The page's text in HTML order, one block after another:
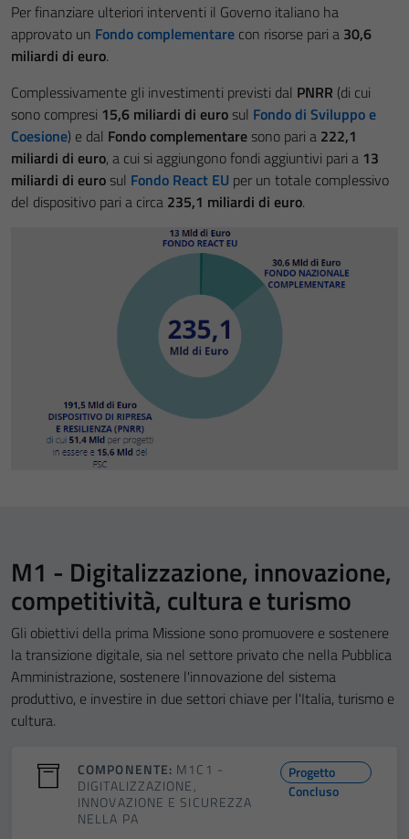
Per finanziare ulteriori interventi il Governo italiano ha
approvato un Fondo complementare con risorse pari a 30,6
miliardi di euro.
Complessivamente gli investimenti previsti dal PNRR (di cui
sono compresi 15,6 miliardi di euro sul Fondo di Sviluppo e
Coesione) e dal Fondo complementare sono pari a 222,1
miliardi di euro, a cui si aggiungono fondi aggiuntivi pari a 13
miliardi di euro sul Fondo React EU per un totale complessivo
del dispositivo pari a circa 235,1 miliardi di euro.
M1 - Digitalizzazione, innovazione,
competitività, cultura e turismo
Gli obiettivi della prima Missione sono promuovere e sostenere
la transizione digitale, sia nel settore privato che nella Pubblica
Amministrazione, sostenere l'innovazione del sistema
produttivo, e investire in due settori chiave per l'Italia, turismo e
cultura.
COMPONENTE: M1C1 -
DIGITALIZZAZIONE,
INNOVAZIONE E SICUREZZA
NELLA PA
Progetto
Concluso